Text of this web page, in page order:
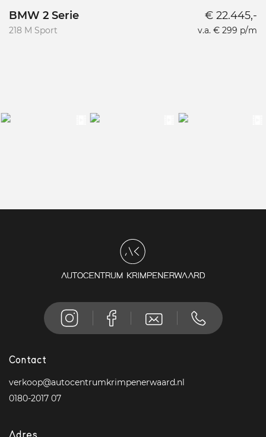
BMW 2 Serie
218 M Sport
€ 22.445,-
v.a. € 299 p/m
Contact
verkoop@autocentrumkrimpenerwaard.nl
0180-2017 07